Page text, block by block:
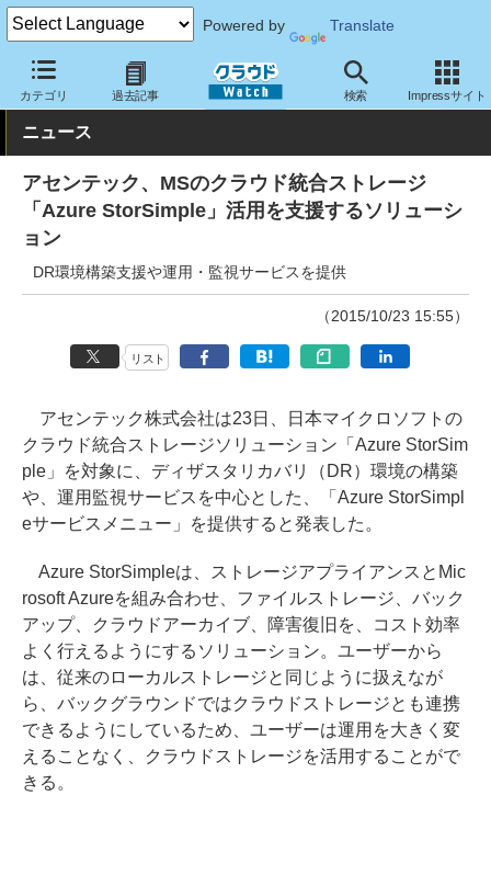
Powered by Translate
カテゴリ 過去記事 検索 Impressサイト
クラウド Watch サービス・ソフト サービス 導入支援
ニュース
アセンテック、MSのクラウド統合ストレージ
「Azure StorSimple」活用を支援するソリューシ
ョン
DR環境構築支援や運用・監視サービスを提供
（2015/10/23 15:55）
リスト
アセンテック株式会社は23日、日本マイクロソフトの
クラウド統合ストレージソリューション「Azure StorSim
ple」を対象に、ディザスタリカバリ（DR）環境の構築
や、運用監視サービスを中心とした、「Azure StorSimpl
eサービスメニュー」を提供すると発表した。
Azure StorSimpleは、ストレージアプライアンスとMic
rosoft Azureを組み合わせ、ファイルストレージ、バック
アップ、クラウドアーカイブ、障害復旧を、コスト効率
よく行えるようにするソリューション。ユーザーから
は、従来のローカルストレージと同じように扱えなが
ら、バックグラウンドではクラウドストレージとも連携
できるようにしているため、ユーザーは運用を大きく変
えることなく、クラウドストレージを活用することがで
きる。